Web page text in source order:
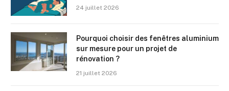
24 juillet 2026
Pourquoi choisir des fenêtres aluminium
sur mesure pour un projet de
rénovation ?
21 juillet 2026